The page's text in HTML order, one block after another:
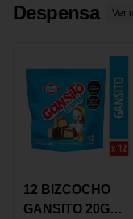
Despensa Ver
12 BIZCOCHO
GANSITO 20G